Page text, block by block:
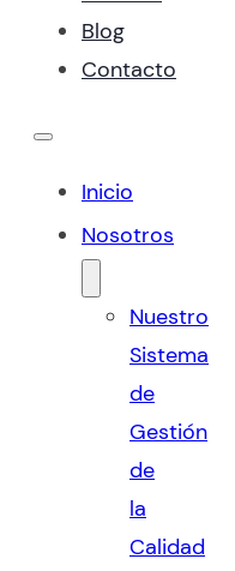
Blog
Contacto
Inicio
Nosotros
Nuestro
Sistema
de
Gestión
de
la
Calidad